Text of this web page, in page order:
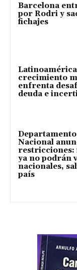
Barcelona
por Rodri y
fichajes
crecimiento
enfrenta
deuda e
Nacional
restricciones:
ya no podrán
nacionales,
país